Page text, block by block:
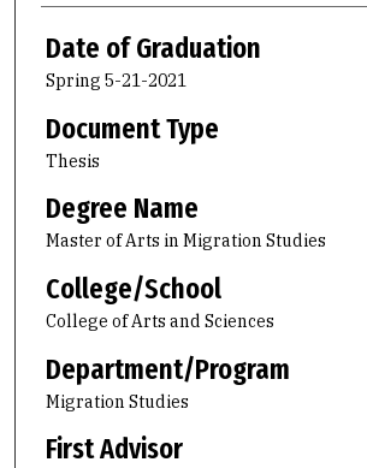
Date of Graduation
Spring 5-21-2021
Document Type
Thesis
Degree Name
Master of Arts in Migration Studies
College/School
College of Arts and Sciences
Department/Program
Migration Studies
First Advisor